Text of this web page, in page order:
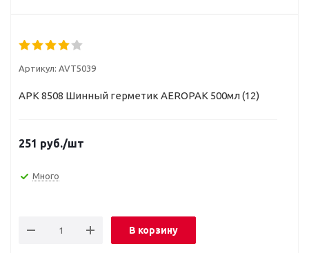
Артикул: AVT5039
APK 8508 Шинный герметик AEROPAK 500мл (12)
251 руб./шт
Много
В корзину